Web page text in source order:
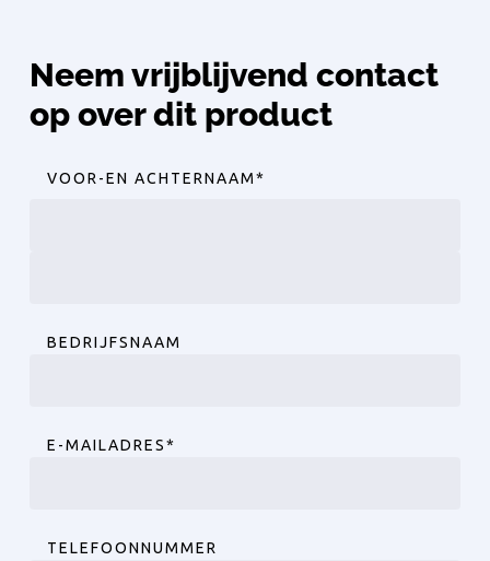
Neem vrijblijvend contact
op over dit product
VOOR-EN ACHTERNAAM*
BEDRIJFSNAAM
E-MAILADRES*
TELEFOONNUMMER